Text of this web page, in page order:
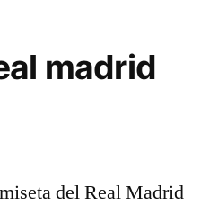
madrid
del Real Madrid